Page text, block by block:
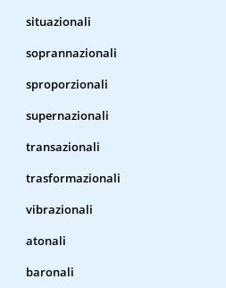
situazionali
soprannazionali
sproporzionali
supernazionali
transazionali
trasformazionali
vibrazionali
atonali
baronali